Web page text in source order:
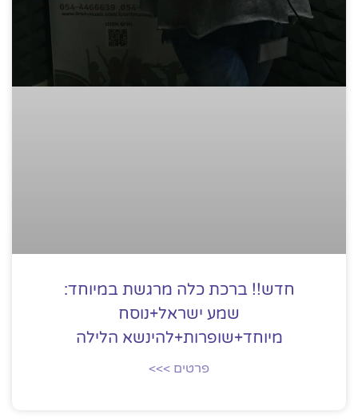
חדש!! ברכת כלה מרגשת במיוחד:
שמע ישראל+נוסח
מיוחד+שופרות+להינשא הלילה
פרטים >>>